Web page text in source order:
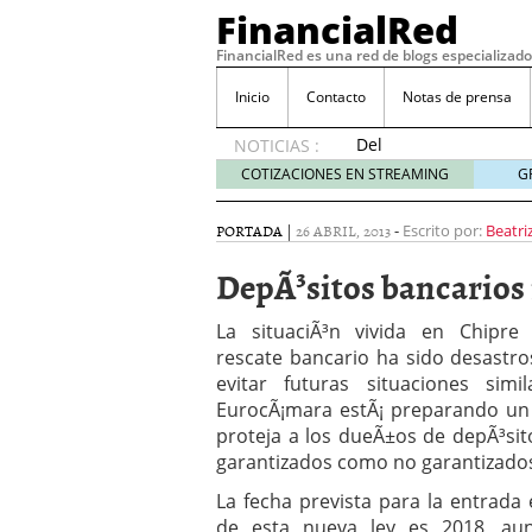
FinancialRed
FinancialRed es una red de blogs
Inicio Contacto Notas de prensa
NOTICIAS :
Del
depósito
a la
cómo
cambiando
gestión
del
ahorro
en
España
05/08/2026
Seguros de convenio
descubren cuando ya
ReseÃ±a de SIFX: Lo
COTIZACIONES EN STREAMING
PORTADA | 26 ABRIL, 2013- Escrito por:
DepÃ³sitos bancarios
La situaciÃ³n vivida en
rescate bancario ha sido
evitar futuras situaciones
EurocÃ¡mara estÃ¡ preparando
proteja a los dueÃ±os de
garantizados como no
La fecha prevista para la entrada